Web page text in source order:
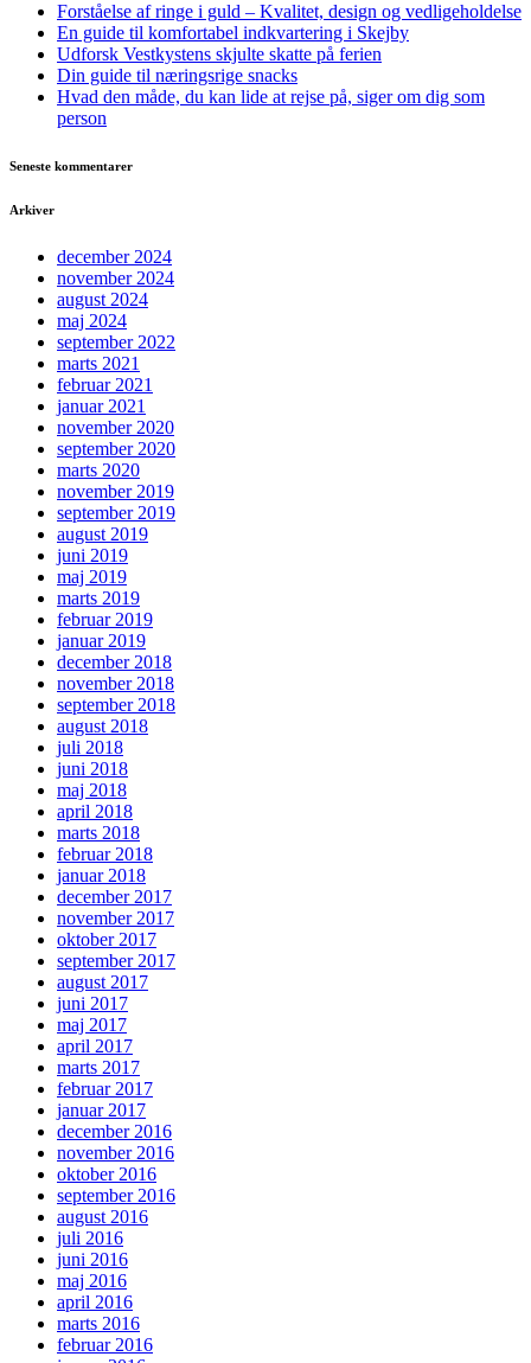
Forståelse af ringe i guld – Kvalitet, design og vedligeholdelse
En guide til komfortabel indkvartering i Skejby
Udforsk Vestkystens skjulte skatte på ferien
Din guide til næringsrige snacks
Hvad den måde, du kan lide at rejse på, siger om dig som
person
Seneste kommentarer
Arkiver
december 2024
november 2024
august 2024
maj 2024
september 2022
marts 2021
februar 2021
januar 2021
november 2020
september 2020
marts 2020
november 2019
september 2019
august 2019
juni 2019
maj 2019
marts 2019
februar 2019
januar 2019
december 2018
november 2018
september 2018
august 2018
juli 2018
juni 2018
maj 2018
april 2018
marts 2018
februar 2018
januar 2018
december 2017
november 2017
oktober 2017
september 2017
august 2017
juni 2017
maj 2017
april 2017
marts 2017
februar 2017
januar 2017
december 2016
november 2016
oktober 2016
september 2016
august 2016
juli 2016
juni 2016
maj 2016
april 2016
marts 2016
februar 2016